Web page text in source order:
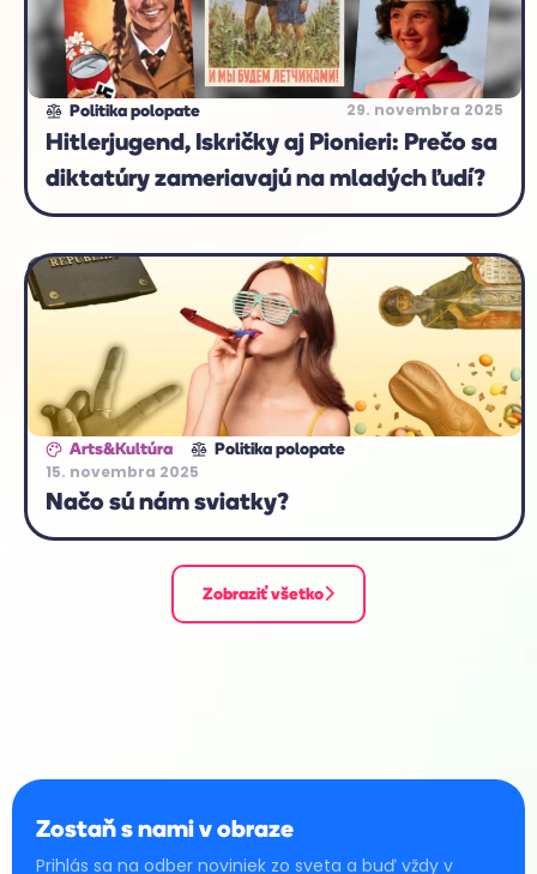
Politika polopate 29. novembra 2025
Hitlerjugend, Iskričky aj Pionieri: Prečo sa
diktatúry zameriavajú na mladých ľudí?
Arts&Kultúra
Politika polopate
15. novembra 2025
Načo sú nám sviatky?
Zobraziť všetko
Zostaň s nami v obraze
Prihlás sa na odber noviniek zo sveta a buď vždy v